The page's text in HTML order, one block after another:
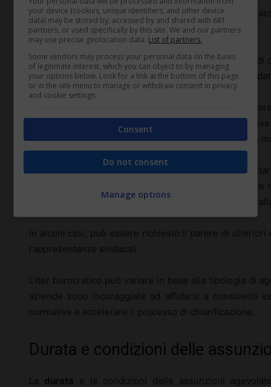
Per poter sfruttare le agevolazionipreviste per le
procedura ben delineata.
In primo luogo, è essenziale identificare la tipologia di
alle esigenze aziendali e alle caratteristiche dei
Una volta scelta la forma contrattuale giusta, il
rispetti tutte le precondizioni richieste dalla
licenziamento collettivo o la conformità con le leggi in
Dopo questa fase preliminare, l’impresa deve
tramite i canali preposti, come l’INPS, indicando
documentazione necessaria per dimostrare l’idoneità
In alcuni casi, può essere richiesto il parere di
rappresentanze sindacali.
L’iter burocratico può variare in base alla tipologia di
aziende sono incoraggiate ad affidarsi a consulenti
normative e accelerare il processo di chiarificazione.
Durata e condizioni delle
La durata e le condizioni delle assunzioni
your device (cookies, unique identifiers, and other device
data) may be stored by, accessed by and shared with 681
partners, or used specifically by this site. We and our partners
may use precise geolocation data. List of partners.
Some vendors may process your personal data on the basis
of legitimate interest, which you can object to by managing
your options below. Look for a link at the bottom of this page
or in the site menu to manage or withdraw consent in privacy
and cookie settings.
Consent
Do not consent
Manage options